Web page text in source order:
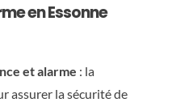
en Essonne
et alarme : la
assurer la sécurité de